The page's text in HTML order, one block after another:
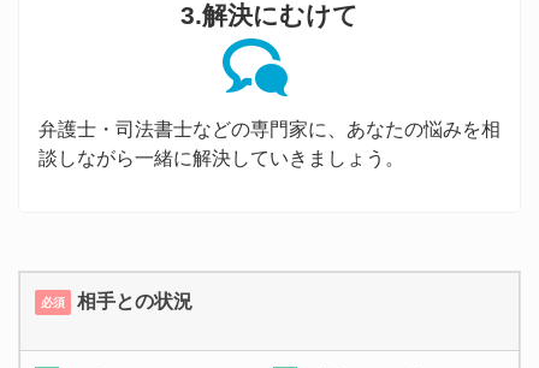
3.解決にむけて
弁護士・司法書士などの専門家に、あなたの悩みを相
談しながら一緒に解決していきましょう。
必須 相手との状況